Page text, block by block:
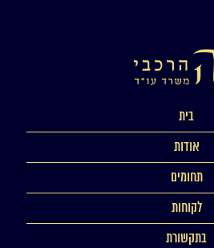
בית
אודות
תחומים
לקוחות
בתקשורת